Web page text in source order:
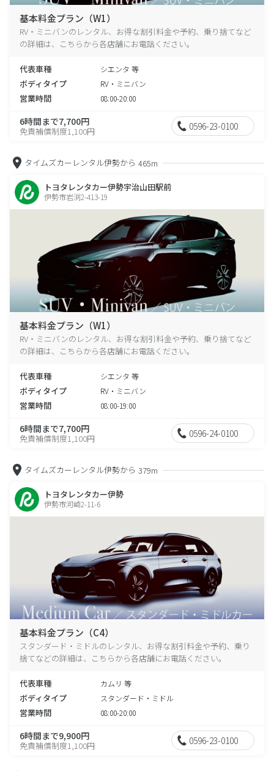
基本料金プラン（W1）
RV・ミニバンのレンタル、お得な割引料金や予約、乗り捨てなど
の詳細は、こちらから各店舗にお電話ください。
代表車種 シエンタ 等
ボディタイプ RV・ミニバン
営業時間 08:00-20:00
6時間まで7,700円
免責補償制度1,100円 0596-23-0100
タイムズカーレンタル伊勢から 465m
トヨタレンタカー伊勢宇治山田駅前
伊勢市岩渕2-413-19
基本料金プラン（W1）
RV・ミニバンのレンタル、お得な割引料金や予約、乗り捨てなど
の詳細は、こちらから各店舗にお電話ください。
代表車種 シエンタ 等
ボディタイプ RV・ミニバン
営業時間 08:00-19:00
6時間まで7,700円
免責補償制度1,100円 0596-24-0100
タイムズカーレンタル伊勢から 379m
トヨタレンタカー伊勢
伊勢市河崎2-11-6
基本料金プラン（C4）
スタンダード・ミドルのレンタル、お得な割引料金や予約、乗り
捨てなどの詳細は、こちらから各店舗にお電話ください。
代表車種 カムリ 等
ボディタイプ スタンダード・ミドル
営業時間 08:00-20:00
6時間まで9,900円
免責補償制度1,100円 0596-23-0100